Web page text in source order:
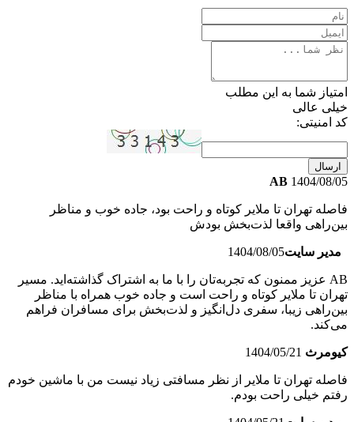
امتیاز شما به این مطلب
خیلی عالی
کد امنیتی:
ارسال
AB 1404/08/05
فاصله تهران تا ملایر کوتاه و راحت بود، جاده خوب و مناظر
بین‌راهی واقعا لذت‌بخش بودش
مدیر سایت1404/08/05
AB عزیز ممنون که تجربه‌تان را با ما به اشتراک گذاشته‌اید. مسیر
تهران تا ملایر کوتاه و راحت است و جاده خوب همراه با مناظر
بین‌راهی زیبا، سفری دل‌انگیز و لذت‌بخش برای مسافران فراهم
می‌کند.
کیومرث 1404/05/21
فاصله تهران تا ملایر از نظر مسافتی زیاد نیست من با ماشین خودم
رفتم خیلی راحت بودم.